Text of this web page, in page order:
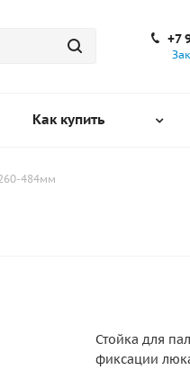
+7
Как купить
484мм
Стойка для
фиксации